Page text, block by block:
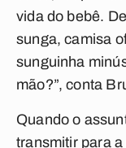
vida do bebê.
sunga, camisa
sunguinha
mão?”, conta
Quando o
transmitir para